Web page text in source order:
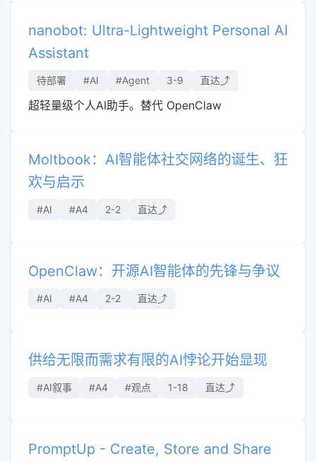
nanobot: Ultra-Lightweight Personal AI
Assistant
待部署 #AI #Agent 3-9 直达⤴︎
超轻量级个人AI助手。替代 OpenClaw
Moltbook：AI智能体社交网络的诞生、狂
欢与启示
#AI #A4 2-2 直达⤴︎
OpenClaw：开源AI智能体的先锋与争议
#AI #A4 2-2 直达⤴︎
供给无限而需求有限的AI悖论开始显现
#AI叙事 #A4 #观点 1-18 直达⤴︎
PromptUp - Create, Store and Share